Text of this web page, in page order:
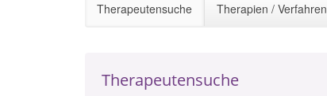
Therapeutensuche Therapien / Verfahren
Therapeutensuche